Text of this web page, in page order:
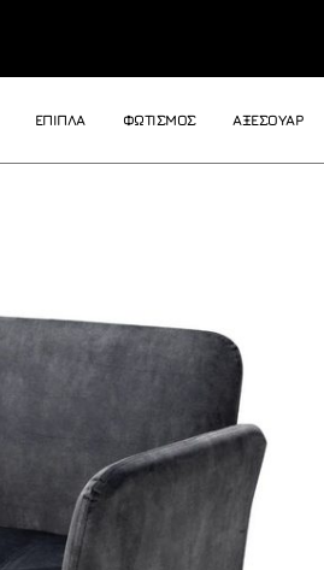
ΕΠΙΠΛΑ ΦΩΤΙΣΜΟΣ ΑΞΕΣΟΥΑΡ